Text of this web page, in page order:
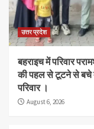
उत्तर प्रदेश
बहराइच में परिवार
की पहल से टूटने से बचे
परिवार ।
August 6, 2026